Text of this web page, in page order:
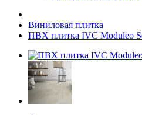
Виниловая плитка
ПВХ плитка IVC Moduleo